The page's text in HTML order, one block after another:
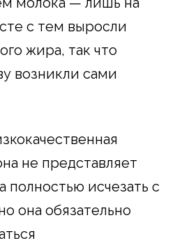
с тем выросли
жира, так что
возникли сами
не представляет
полностью исчезать с
она обязательно